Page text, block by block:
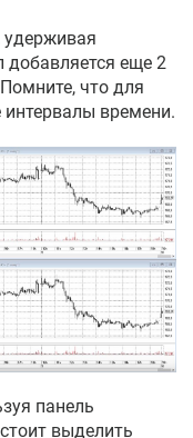
добавляется еще 2
что для
времени.
панель
выделить